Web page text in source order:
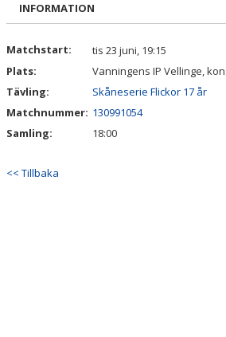
MATCHER
TRUPPEN
BILDGALLERI
INFORMATION
Matchstart:
tis 23 juni, 19:15
Plats:
Vanningens IP Vellinge,
Tävling:
Skåneserie Flickor 17 år
Matchnummer: 130991054
Samling:
18:00
<< Tillbaka